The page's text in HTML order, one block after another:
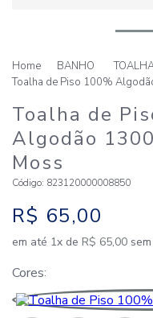
BANHO
Toalha de Piso 100%
Toalha de
Algodão
Moss
Código: 823120000008850
R$ 65,00
em até 1x de R$ 65,00
Cores